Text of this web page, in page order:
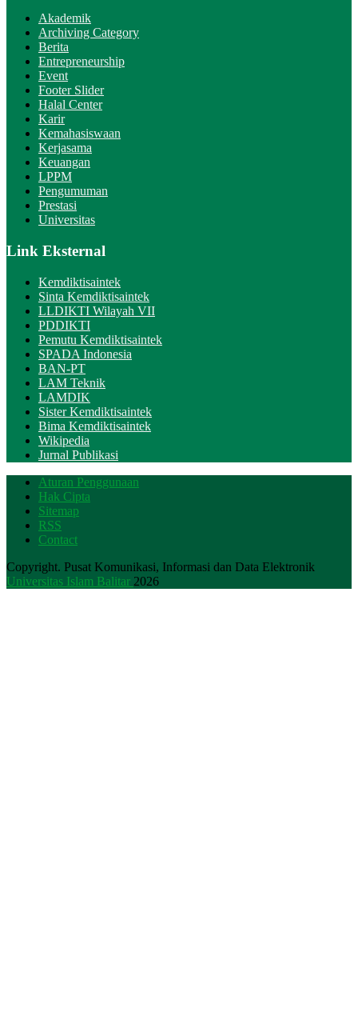
Akademik
Archiving Category
Berita
Entrepreneurship
Event
Footer Slider
Halal Center
Karir
Kemahasiswaan
Kerjasama
Keuangan
LPPM
Pengumuman
Prestasi
Universitas
Link Eksternal
Kemdiktisaintek
Sinta Kemdiktisaintek
LLDIKTI Wilayah VII
PDDIKTI
Pemutu Kemdiktisaintek
SPADA Indonesia
BAN-PT
LAM Teknik
LAMDIK
Sister Kemdiktisaintek
Bima Kemdiktisaintek
Wikipedia
Jurnal Publikasi
Aturan Penggunaan
Hak Cipta
Sitemap
RSS
Contact
Copyright. Pusat Komunikasi, Informasi dan Data Elektronik
Universitas Islam Balitar 2026